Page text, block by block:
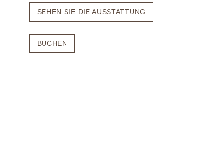
SEHEN SIE DIE AUSSTATTUNG
BUCHEN